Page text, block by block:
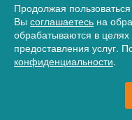
e-
Продолжая
Вы соглашаетесь на
обрабатываются в
предоставления услуг.
конфиденциальности.